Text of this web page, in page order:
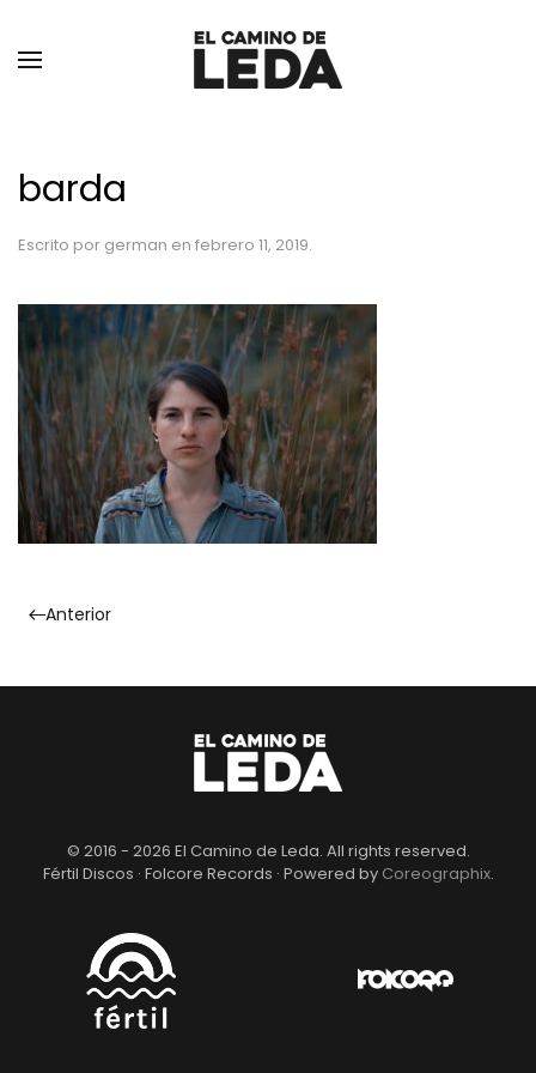
Ir al contenido principal
barda
Escrito por german en febrero 11, 2019.
Anterior
© 2016 - 2026 El Camino de Leda. All rights reserved.
Fértil Discos · Folcore Records · Powered by Coreographix.